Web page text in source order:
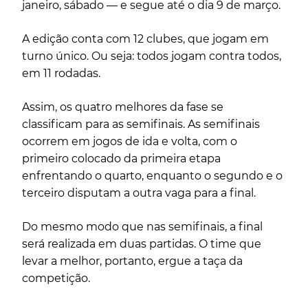
janeiro, sábado — e segue até o dia 9 de março.
A edição conta com 12 clubes, que jogam em
turno único. Ou seja: todos jogam contra todos,
em 11 rodadas.
Assim, os quatro melhores da fase se
classificam para as semifinais. As semifinais
ocorrem em jogos de ida e volta, com o
primeiro colocado da primeira etapa
enfrentando o quarto, enquanto o segundo e o
terceiro disputam a outra vaga para a final.
Do mesmo modo que nas semifinais, a final
será realizada em duas partidas. O time que
levar a melhor, portanto, ergue a taça da
competição.